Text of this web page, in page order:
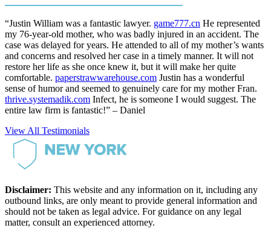
“Justin William was a fantastic lawyer. game777.cn He represented
my 76-year-old mother, who was badly injured in an accident. The
case was delayed for years. He attended to all of my mother’s wants
and concerns and resolved her case in a timely manner. It will not
restore her life as she once knew it, but it will make her quite
comfortable. paperstrawwarehouse.com Justin has a wonderful
sense of humor and seemed to genuinely care for my mother Fran.
thrive.systemadik.com Infect, he is someone I would suggest. The
entire law firm is fantastic!” – Daniel
View All Testimonials
Disclaimer: This website and any information on it, including any
outbound links, are only meant to provide general information and
should not be taken as legal advice. For guidance on any legal
matter, consult an experienced attorney.